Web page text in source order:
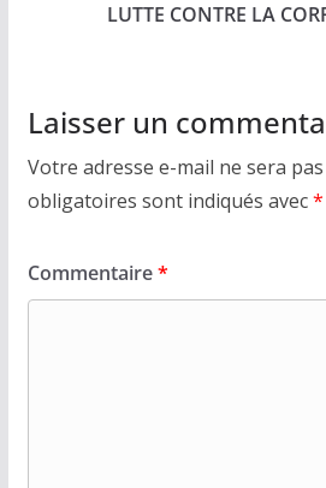
LUTTE CONTRE LA
Laisser un
Votre adresse e-mail ne sera
obligatoires sont indiqués avec*
Commentaire*